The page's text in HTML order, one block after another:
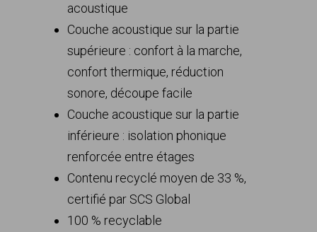
acoustique
Couche acoustique sur la partie
supérieure : confort à la marche,
confort thermique, réduction
sonore, découpe facile
Couche acoustique sur la partie
inférieure : isolation phonique
renforcée entre étages
Contenu recyclé moyen de 33 %,
certifié par SCS Global
100 % recyclable